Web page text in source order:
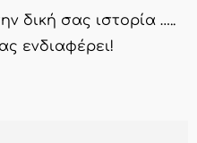
δική σας ιστορία …..
ενδιαφέρει!